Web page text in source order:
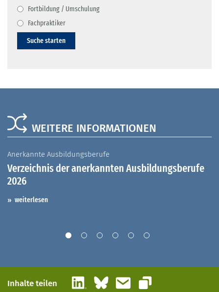
Fortbildung / Umschulung
Fachpraktiker
Suche starten
WEITERE INFORMATIONEN
Anerkannte Ausbildungsberufe
Verzeichnis der anerkannten Ausbildungsberufe
2026
weiterlesen
Inhalte teilen LinkedInBlueskyE-Mail
Link kopieren